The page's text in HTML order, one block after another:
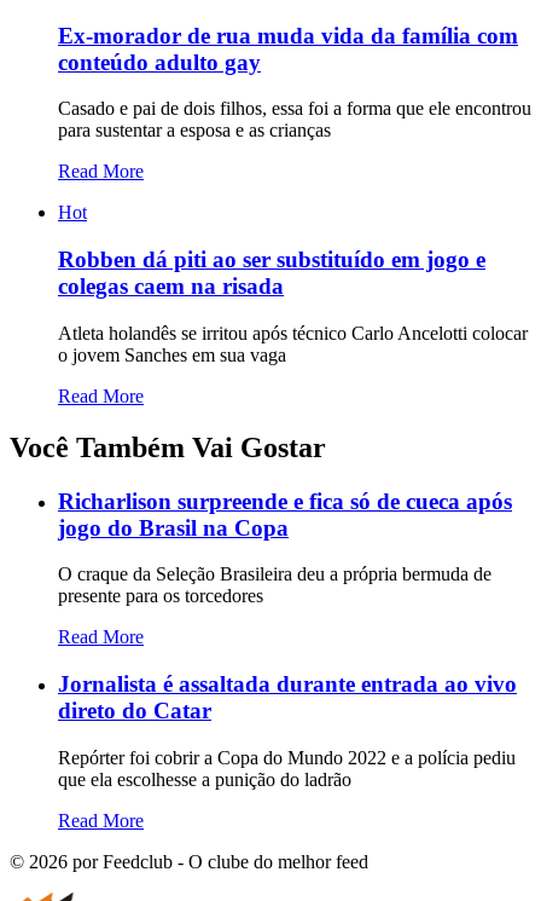
Ex-morador de rua muda vida da família com
conteúdo adulto gay
Casado e pai de dois filhos, essa foi a forma que ele encontrou
para sustentar a esposa e as crianças
Read More
Hot
Robben dá piti ao ser substituído em jogo e
colegas caem na risada
Atleta holandês se irritou após técnico Carlo Ancelotti colocar
o jovem Sanches em sua vaga
Read More
Você Também Vai Gostar
Richarlison surpreende e fica só de cueca após
jogo do Brasil na Copa
O craque da Seleção Brasileira deu a própria bermuda de
presente para os torcedores
Read More
Jornalista é assaltada durante entrada ao vivo
direto do Catar
Repórter foi cobrir a Copa do Mundo 2022 e a polícia pediu
que ela escolhesse a punição do ladrão
Read More
© 2026 por Feedclub - O clube do melhor feed